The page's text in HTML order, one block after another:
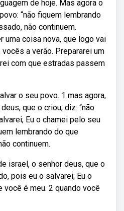
de hoje. Mas agora o
“não fiquem lembrando
não continuem.
uma coisa nova, que logo vai
a verão. Prepararei um
com que estradas passem
o seu povo. 1 mas agora,
que o criou, diz: “não
Eu o chamei pelo seu
lembrando do que
continuem.
israel, o senhor deus, que o
pois eu o salvarei; Eu o
você é meu. 2 quando você